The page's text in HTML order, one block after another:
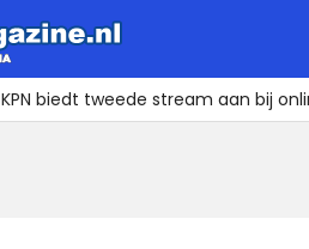
KPN biedt tweede stream aan bij